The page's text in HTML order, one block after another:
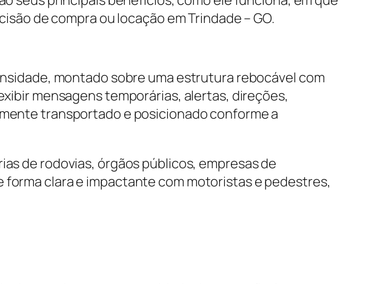
de compra ou locação em Trindade – GO.
montado sobre uma estrutura rebocável com
mensagens temporárias, alertas, direções,
transportado e posicionado conforme a
de rodovias, órgãos públicos, empresas de
clara e impactante com motoristas e pedestres,